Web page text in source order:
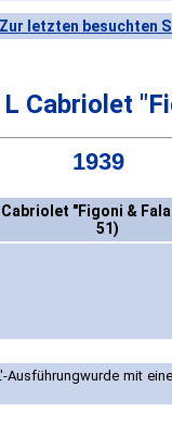
Zur letzten besuchten
Cabriolet
1939
Cabriolet "Figoni &
51)
Ausführungwurde mit